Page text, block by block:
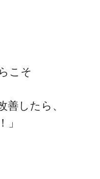
こそ
善したら、
」